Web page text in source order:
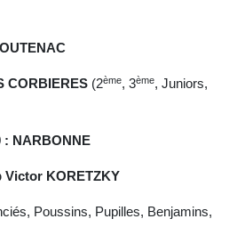
CORBIERES (2ème, 3ème, Juniors,
: NARBONNE
Victor KORETZKY
Poussins, Pupilles, Benjamins,